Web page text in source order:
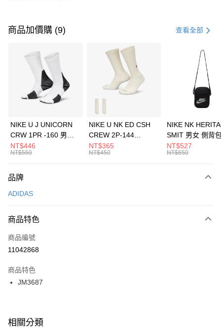
信用卡一次付款
3 期 0 利率 每期 21家銀行
合作金庫商業銀行
第一商業銀行
華南商業銀行
彰化商業銀行
上海商業儲蓄銀行
元大商業銀行
台灣樂天信用卡公司
Apple Pay
全盈+PAY
AFTEE先享後付
【關於「AFTEE先享後付」】
便利好安心！
３．安心：先確認商品／服務後，再付款。
【「AFTEE先享後付」結帳流程】
１．於結帳方式選擇「AFTEE先享後付」後，將跳轉至「AFTEE先享後付」
２．訂單成立數日內，您將收到繳費通知簡訊。
３．收到繳費通知簡訊後14天內，點擊此簡訊中的連結，可透過四大超商／
ATM／網路銀行／等多元方式進行付款，方視為交易完成。
※ 交易是否成功請以「AFTEE先享後付 」之結帳頁面顯示為準，若有關於
運送方式
每筆NT$100，滿NT$1,500(含以上)免運費
宅配
每筆NT$100，滿NT$1,500(含以上)免運費
付款後門市自取
每筆NT$100，滿NT$1,500(含以上)免運費
商品加價購 (9) 查看全部
NIKE U J UNICORN
CRW 1PR -160 男女
中統襪 FZ3393100
NT$446
NT$550
NIKE U NK ED CSH
CREW 2P-144
EMBRDY 男女 短統襪
FZ3073133
NT$365
NT$450
NIKE NK
SMIT 男女 側背
BA5871010
NT$527
NT$650
品牌
ADIDAS
商品特色
商品編號
11042868
商品特色
JM3687
相關分類